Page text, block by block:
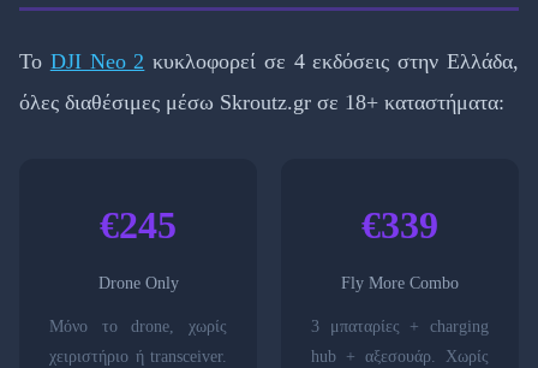
Το DJI Neo 2 κυκλοφορεί σε 4 εκδόσεις στην Ελλάδα,
όλες διαθέσιμες μέσω Skroutz.gr σε 18+ καταστήματα:
€245
Drone Only
Μόνο το drone, χωρίς
χειριστήριο ή transceiver.
€339
Fly More Combo
3 μπαταρίες + charging
hub + αξεσουάρ. Χωρίς